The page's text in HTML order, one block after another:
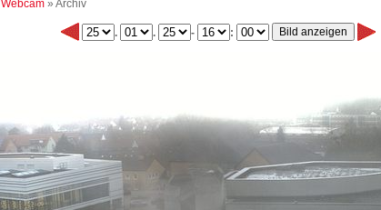
Webcam » Archiv
. . - :